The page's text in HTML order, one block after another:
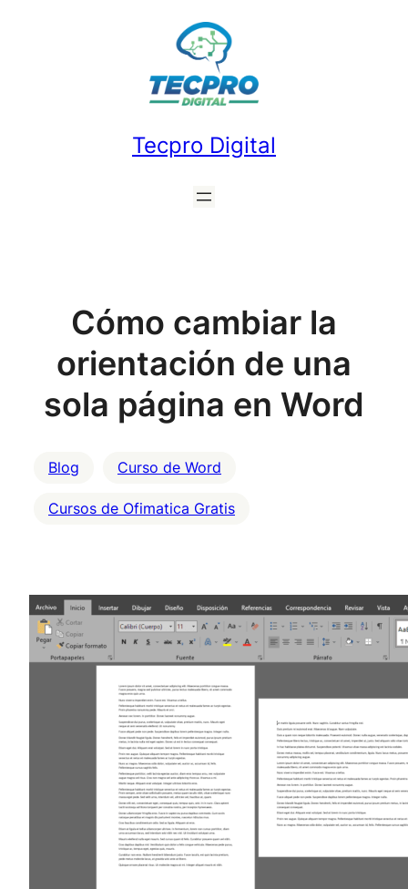
Tecpro Digital
Cómo cambiar la
orientación de una
sola página en Word
Blog Curso de Word
Cursos de Ofimatica Gratis